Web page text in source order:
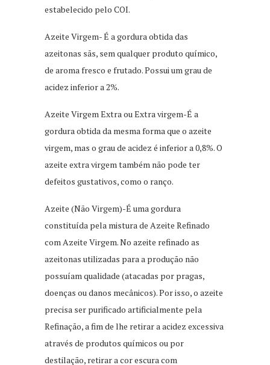
estabelecido pelo COI.
Azeite Virgem- É a gordura obtida das
azeitonas sãs, sem qualquer produto químico,
de aroma fresco e frutado. Possui um grau de
acidez inferior a 2%.
Azeite Virgem Extra ou Extra virgem-É a
gordura obtida da mesma forma que o azeite
virgem, mas o grau de acidez é inferior a 0,8%. O
azeite extra virgem também não pode ter
defeitos gustativos, como o ranço.
Azeite (Não Virgem)-É uma gordura
constituída pela mistura de Azeite Refinado
com Azeite Virgem. No azeite refinado as
azeitonas utilizadas para a produção não
possuíam qualidade (atacadas por pragas,
doenças ou danos mecânicos). Por isso, o azeite
precisa ser purificado artificialmente pela
Refinação, a fim de lhe retirar a acidez excessiva
através de produtos químicos ou por
destilação, retirar a cor escura com